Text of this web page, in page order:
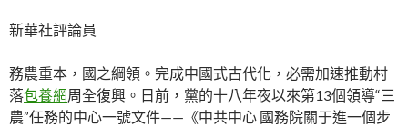
新華社評論員
務農重本，國之綱領。完成中國式古代化，必需加速推動村
落包養網周全復興。日前，黨的十八年夜以來第13個領導“三
農”任務的中心一號文件——《中共中心 國務院關于進一個步